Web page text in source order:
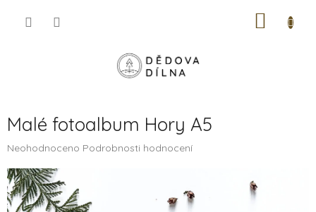
Malé fotoalbum Hory A5
Průměrné
produktu
je
0,0
Neohodnoceno Podrobnosti hodnocení